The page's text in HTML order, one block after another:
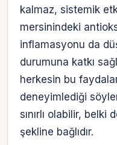
kalmaz, sistemik
mersinindeki
inflamasyonu da
durumuna katkı
herkesin bu
deneyimlediği
sınırlı olabilir,
şekline bağlıdır.